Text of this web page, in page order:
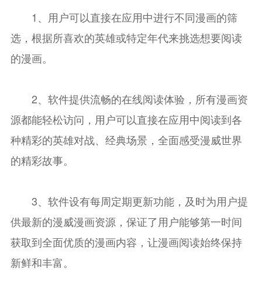
1、用户可以直接在应用中进行不同漫画的筛
选，根据所喜欢的英雄或特定年代来挑选想要阅读
的漫画。
2、软件提供流畅的在线阅读体验，所有漫画资
源都能轻松访问，用户可以直接在应用中阅读到各
种精彩的英雄对战、经典场景，全面感受漫威世界
的精彩故事。
3、软件设有每周定期更新功能，及时为用户提
供最新的漫威漫画资源，保证了用户能够第一时间
获取到全面优质的漫画内容，让漫画阅读始终保持
新鲜和丰富。